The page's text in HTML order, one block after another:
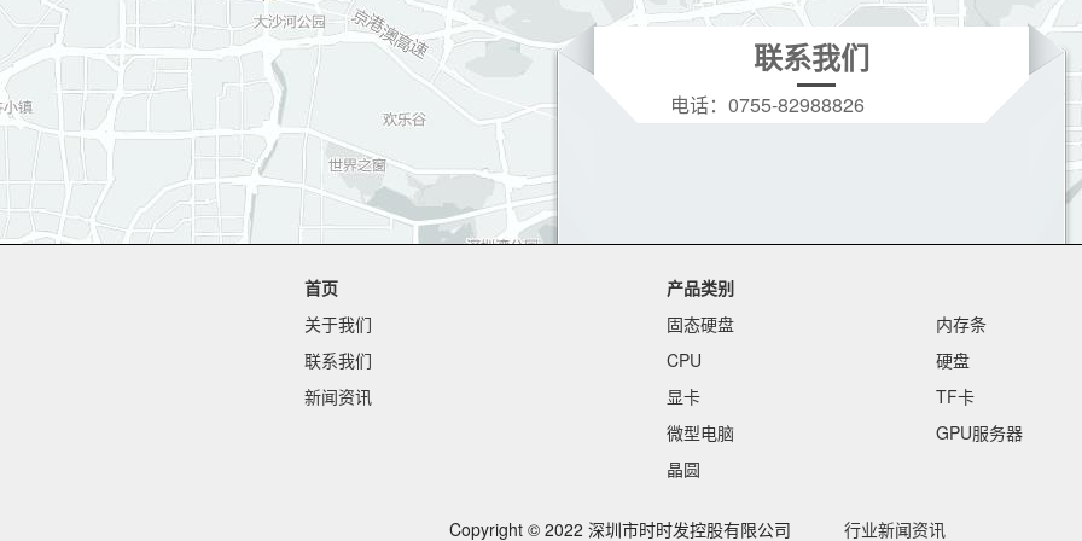
联系我们
电话： 0755-82988826
首页
关于我们
联系我们
新闻资讯
产品类别
固态硬盘
内存条
CPU
硬盘
显卡
TF卡
微型电脑
GPU服务器
晶圆
Copyright © 2022 深圳市时时发控股有限公司 行业新闻资讯